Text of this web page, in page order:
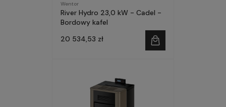
Wentor
River Hydro 23,0 kW - Cadel -
Bordowy kafel
20 534,53 zł